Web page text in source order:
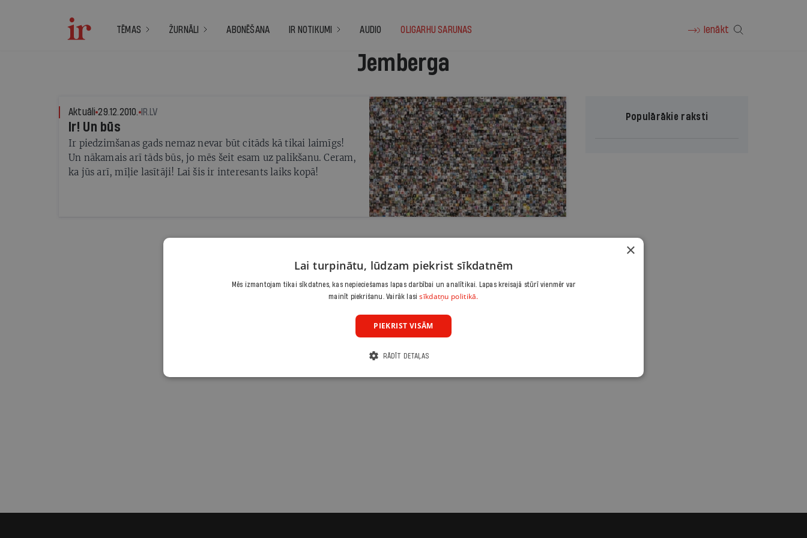
TĒMAS ŽURNĀLI ABONĒŠANA IR NOTIKUMI AUDIO OLIGARHU SARUNAS Ienākt
Jemberga
Aktuāli 29.12.2010. IR.LV
Ir! Un būs
Ir piedzimšanas gads nemaz nevar būt citāds kā tikai laimīgs!
Un nākamais arī tāds būs, jo mēs šeit esam uz palikšanu. Ceram,
ka jūs arī, mīļie lasītāji! Lai šis ir interesants laiks kopā!
Populārākie raksti
×
Lai turpinātu, lūdzam piekrist sīkdatnēm
Mēs izmantojam tikai sīkdatnes, kas nepieciešamas lapas darbībai un analītikai. Lapas kreisajā stūrī vienmēr var
mainīt piekrišanu. Vairāk lasisīkdatņu politikā.
PIEKRIST VISĀM
RĀDĪT DETAĻAS